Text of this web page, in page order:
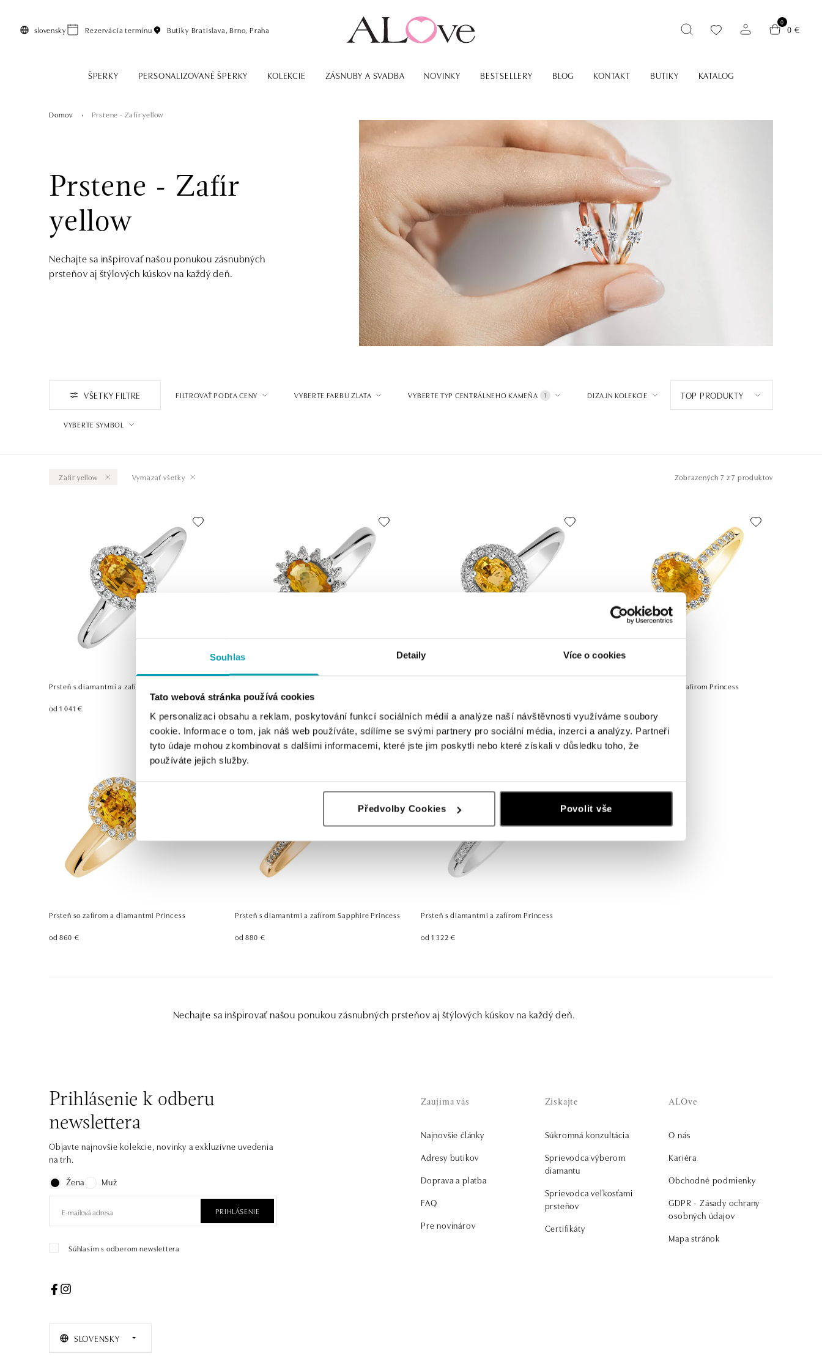
Souhlas Detaily Více o cookies
Tato webová stránka používá cookies
K personalizaci obsahu a reklam, poskytování funkcí sociálních médií a analýze naší návštěvnosti využíváme soubory
cookie. Informace o tom, jak náš web používáte, sdílíme se svými partnery pro sociální média, inzerci a analýzy. Partneři
tyto údaje mohou zkombinovat s dalšími informacemi, které jste jim poskytli nebo které získali v důsledku toho, že
používáte jejich služby.
Předvolby Cookies Povolit vše
slovensky Rezervácia termínu Butiky Bratislava, Brno, Praha
0
0 €
ŠPERKY PERSONALIZOVANÉ ŠPERKY KOLEKCIE ZÁSNUBY A SVADBA NOVINKY BESTSELLERY BLOG KONTAKT BUTIKY KATALOG
Domov Prstene - Zafír yellow
Prstene - Zafír
yellow
Nechajte sa inšpirovať našou ponukou zásnubných
prsteňov aj štýlových kúskov na každý deň.
VŠETKY FILTRE FILTROVAŤ PODĽA CENY VYBERTE FARBU ZLATA VYBERTE TYP CENTRÁLNEHO KAMEŇA 1 DIZAJN KOLEKCIE
VYBERTE SYMBOL
TOP PRODUKTY
Zafír yellow Vymazať všetky Zobrazených 7 z 7 produktov
Prsteň s diamantmi a zafírom Princess
od 1 041 €
Prsteň s diamantmi a zafírom Princess
Prsteň so zafírom a diamantmi Princess
od 860 €
Prsteň s diamantmi a zafírom Sapphire Princess
od 880 €
Prsteň s diamantmi a zafírom Princess
od 1 322 €
Nechajte sa inšpirovať našou ponukou zásnubných prsteňov aj štýlových kúskov na každý deň.
Prihlásenie k odberu
newslettera
Objavte najnovšie kolekcie, novinky a exkluzívne uvedenia
na trh.
Žena
Muž
PRIHLÁSENIE
Súhlasím s odberom newslettera
SLOVENSKY
Zaujíma vás
Najnovšie články
Adresy butikov
Doprava a platba
FAQ
Pre novinárov
Získajte
Súkromná konzultácia
Sprievodca výberom
diamantu
Sprievodca veľkosťami
prsteňov
Certifikáty
ALOve
O nás
Kariéra
Obchodné podmienky
GDPR - Zásady ochrany
osobných údajov
Mapa stránok